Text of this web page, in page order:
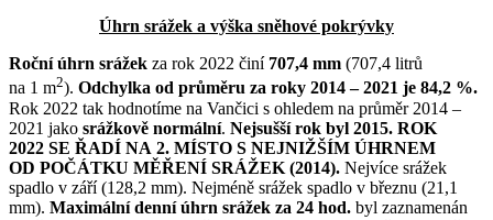
Úhrn srážek a výška sněhové pokrývky
Roční úhrn srážek za rok 2022 činí 707,4 mm (707,4 litrů
na 1 m2). Odchylka od průměru za roky 2014 – 2021 je 84,2 %.
Rok 2022 tak hodnotíme na Vančici s ohledem na průměr 2014 –
2021 jako srážkově normální. Nejsušší rok byl 2015. ROK
2022 SE ŘADÍ NA 2. MÍSTO S NEJNIŽŠÍM ÚHRNEM
OD POČÁTKU MĚŘENÍ SRÁŽEK (2014). Nejvíce srážek
spadlo v září (128,2 mm). Nejméně srážek spadlo v březnu (21,1
mm). Maximální denní úhrn srážek za 24 hod. byl zaznamenán